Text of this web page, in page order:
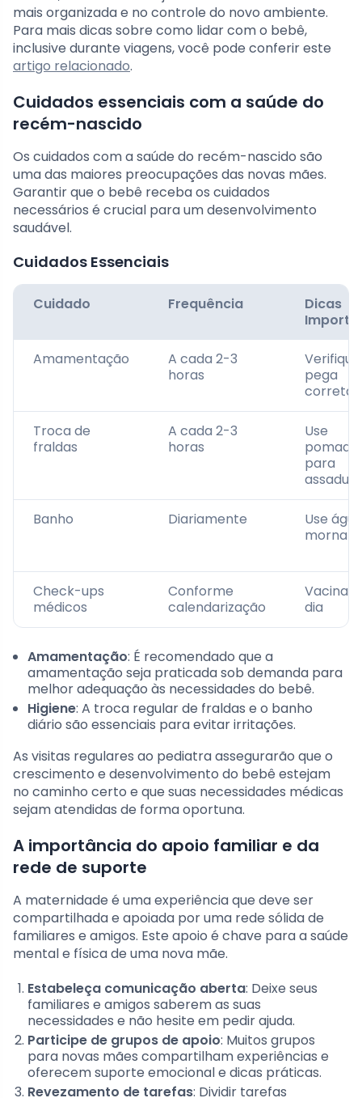
mais organizada e no controle do novo ambiente.
Para mais dicas sobre como lidar com o bebê,
inclusive durante viagens, você pode conferir este
artigo relacionado.
Cuidados essenciais com a saúde do
recém-nascido
Os cuidados com a saúde do recém-nascido são
uma das maiores preocupações das novas mães.
Garantir que o bebê receba os cuidados
necessários é crucial para um desenvolvimento
saudável.
Cuidados Essenciais
Cuidado Frequência
Dicas
Amamentação
A cada 2-3
horas
pega
correta
Troca de
fraldas
A cada 2-3
horas
Use
para
Banho Diariamente
Use água
morna
Check-ups
médicos
Conforme
calendarização
Vacinas
dia
Amamentação: É recomendado que a
amamentação seja praticada sob demanda para
melhor adequação às necessidades do bebê.
Higiene: A troca regular de fraldas e o banho
diário são essenciais para evitar irritações.
As visitas regulares ao pediatra assegurarão que o
crescimento e desenvolvimento do bebê estejam
no caminho certo e que suas necessidades médicas
sejam atendidas de forma oportuna.
A importância do apoio familiar e da
rede de suporte
A maternidade é uma experiência que deve ser
compartilhada e apoiada por uma rede sólida de
familiares e amigos. Este apoio é chave para a saúde
mental e física de uma nova mãe.
Estabeleça comunicação aberta: Deixe seus
familiares e amigos saberem as suas
necessidades e não hesite em pedir ajuda.
Participe de grupos de apoio: Muitos grupos
para novas mães compartilham experiências e
oferecem suporte emocional e dicas práticas.
Revezamento de tarefas: Dividir tarefas